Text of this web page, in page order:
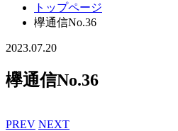
トップページ
欅通信No.36
2023.07.20
欅通信No.36
PREV NEXT